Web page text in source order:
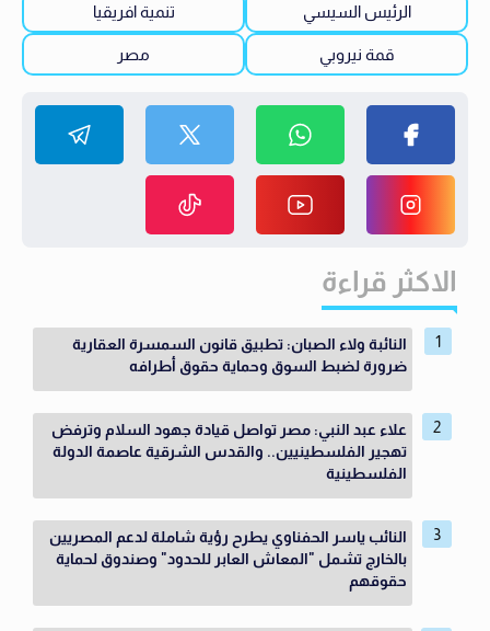
الرئيس السيسي تنمية افريقيا
قمة نيروبي مصر
الاكثر قراءة
النائبة ولاء الصبان: تطبيق قانون السمسرة العقارية
ضرورة لضبط السوق وحماية حقوق أطرافه
علاء عبد النبي: مصر تواصل قيادة جهود السلام وترفض
تهجير الفلسطينيين.. والقدس الشرقية عاصمة الدولة
الفلسطينية
النائب ياسر الحفناوي يطرح رؤية شاملة لدعم المصريين
بالخارج تشمل "المعاش العابر للحدود" وصندوق لحماية
حقوقهم